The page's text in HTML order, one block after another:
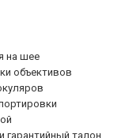
на шее
объективов
гарантийный талон